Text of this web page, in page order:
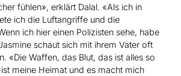
fühlen», erklärt Dalal. «Als ich in
ich die Luftangriffe und die
ich hier einen Polizisten sehe, habe
schaut sich mit ihrem Vater oft
«Die Waffen, das Blut, das ist alles so
meine Heimat und es macht mich